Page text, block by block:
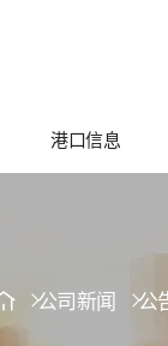
港口信息
公司新闻 公